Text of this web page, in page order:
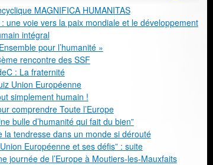
MAGNIFICA HUMANITAS
: une voie vers la paix mondiale et le développement
intégral
pour l’humanité »
rencontre des SSF
: La fraternité
Union Européenne
simplement humain !
comprendre Toute l’Europe
bulle d’humanité qui fait du bien”
la tendresse dans un monde si dérouté
Européenne et ses défis” : suite
journée de l’Europe à Moutiers-les-Mauxfaits